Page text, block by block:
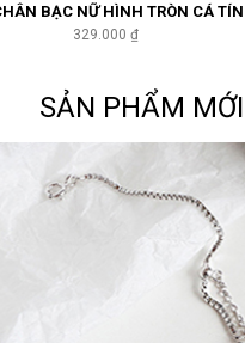
BẠC NỮ HÌNH TRÒN CÁ
329.000 ₫
SẢN PHẨM MỚI